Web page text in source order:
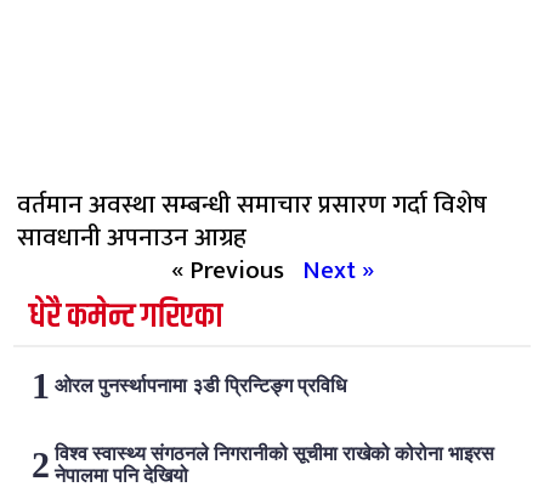
वर्तमान अवस्था सम्बन्धी समाचार प्रसारण गर्दा विशेष
सावधानी अपनाउन आग्रह
« Previous Next »
धेरै कमेन्ट गरिएका
ओरल पुनर्स्थापनामा ३डी प्रिन्टिङ्ग प्रविधि
विश्व स्वास्थ्य संगठनले निगरानीको सूचीमा राखेको कोरोना भाइरस
नेपालमा पनि देखियो